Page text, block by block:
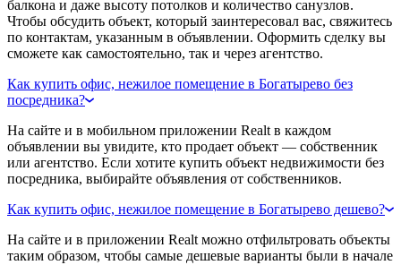
балкона и даже высоту потолков и количество санузлов.
Чтобы обсудить объект, который заинтересовал вас, свяжитесь
по контактам, указанным в объявлении. Оформить сделку вы
сможете как самостоятельно, так и через агентство.
Как купить офис, нежилое помещение в Богатырево без
посредника?
На сайте и в мобильном приложении Realt в каждом
объявлении вы увидите, кто продает объект — собственник
или агентство. Если хотите купить объект недвижимости без
посредника, выбирайте объявления от собственников.
Как купить офис, нежилое помещение в Богатырево дешево?
На сайте и в приложении Realt можно отфильтровать объекты
таким образом, чтобы самые дешевые варианты были в начале